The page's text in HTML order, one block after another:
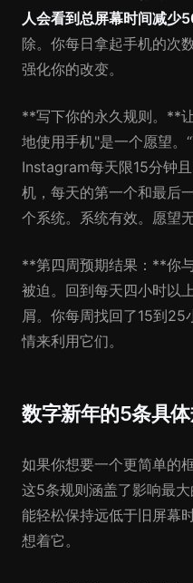
人会看到总屏幕时间减少
除。你每日拿起手机的次
强化你的改变。
**写下你的永久规则。**
地使用手机"是一个愿望。
Instagram每天限15分钟
机，每天的第一个和最后
个系统。系统有效。愿望无
**第四周预期结果：**你
被迫。回到每天四小时以
屑。你每周找回了15到25
情来利用它们。
数字新年的5条具体
如果你想要一个更简单的
这5条规则涵盖了影响最
能轻松保持远低于旧屏幕
想着它。